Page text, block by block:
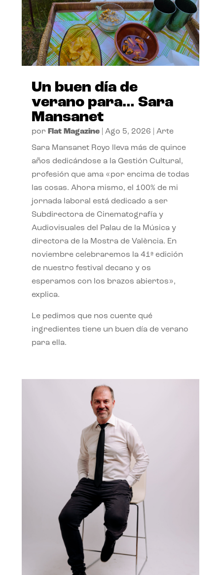
Un buen día de
verano para… Sara
Mansanet
por Flat Magazine| Ago 5, 2026 Arte
Sara Mansanet Royo lleva más de quince
años dedicándose a la Gestión Cultural,
profesión que ama «por encima de todas
las cosas. Ahora mismo, el 100% de mi
jornada laboral está dedicado a ser
Subdirectora de Cinematografía y
Audiovisuales del Palau de la Música y
directora de la Mostra de València. En
noviembre celebraremos la 41ª edición
de nuestro festival decano y os
esperamos con los brazos abiertos»,
explica.
Le pedimos que nos cuente qué
ingredientes tiene un buen día de verano
para ella.